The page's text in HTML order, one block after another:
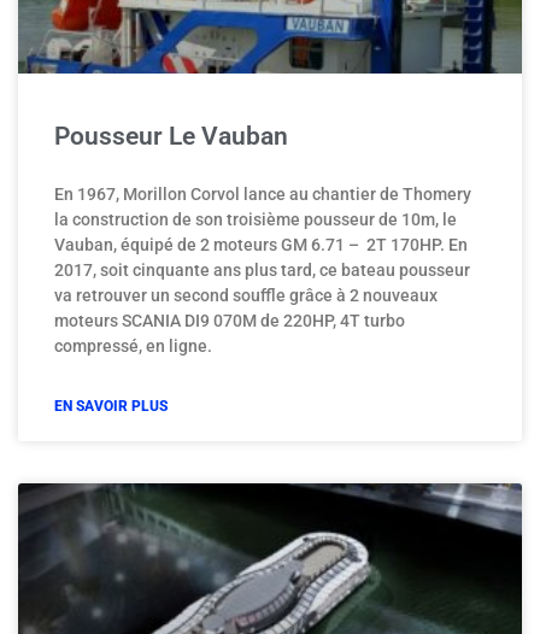
Pousseur Le Vauban
En 1967, Morillon Corvol lance au chantier de Thomery
la construction de son troisième pousseur de 10m, le
Vauban, équipé de 2 moteurs GM 6.71 – 2T 170HP. En
2017, soit cinquante ans plus tard, ce bateau pousseur
va retrouver un second souffle grâce à 2 nouveaux
moteurs SCANIA DI9 070M de 220HP, 4T turbo
compressé, en ligne.
EN SAVOIR PLUS